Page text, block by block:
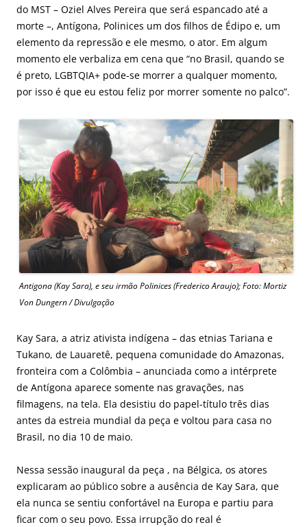
do MST – Oziel Alves Pereira que será espancado até a
morte –, Antígona, Polinices um dos filhos de Édipo e, um
elemento da repressão e ele mesmo, o ator. Em algum
momento ele verbaliza em cena que “no Brasil, quando se
é preto, LGBTQIA+ pode-se morrer a qualquer momento,
por isso é que eu estou feliz por morrer somente no palco”.
Antigona (Kay Sara), e seu irmão Polinices (Frederico Araujo); Foto: Mortiz
Von Dungern / Divulgação
Kay Sara, a atriz ativista indígena – das etnias Tariana e
Tukano, de Lauaretê, pequena comunidade do Amazonas,
fronteira com a Colômbia – anunciada como a intérprete
de Antígona aparece somente nas gravações, nas
filmagens, na tela. Ela desistiu do papel-título três dias
antes da estreia mundial da peça e voltou para casa no
Brasil, no dia 10 de maio.
Nessa sessão inaugural da peça , na Bélgica, os atores
explicaram ao público sobre a ausência de Kay Sara, que
ela nunca se sentiu confortável na Europa e partiu para
ficar com o seu povo. Essa irrupção do real é